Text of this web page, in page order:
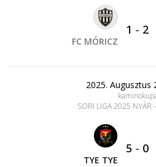
FC MÓRICZ
1 - 2
2025. Augusztus
SORI LIGA 2025 NYÁR
TYE TYE
5 - 0